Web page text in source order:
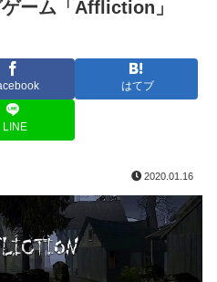
ーム「Affliction」
はてブ
LINE
2020.01.16